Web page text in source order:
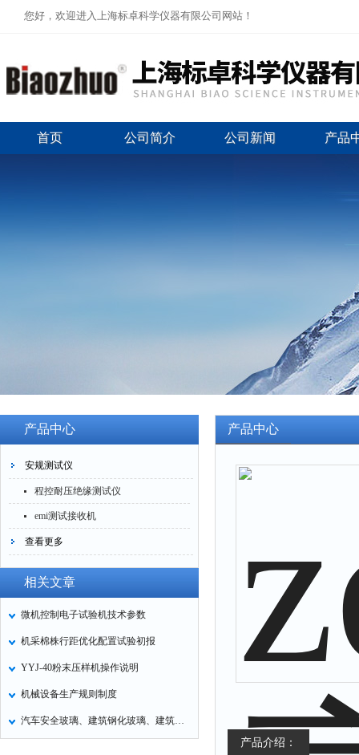
您好，欢迎进入上海标卓科学仪器有限公司网站！
首页 公司简介 公司新闻 产品
产品中心
安规测试仪
程控耐压绝缘测试仪
emi测试接收机
查看更多
相关文章
微机控制电子试验机技术参数
机采棉株行距优化配置试验初报
YYJ-40粉末压样机操作说明
机械设备生产规则制度
汽车安全玻璃、建筑钢化玻璃、建筑夹层玻璃检测设备清单
产品中心
产品介绍：